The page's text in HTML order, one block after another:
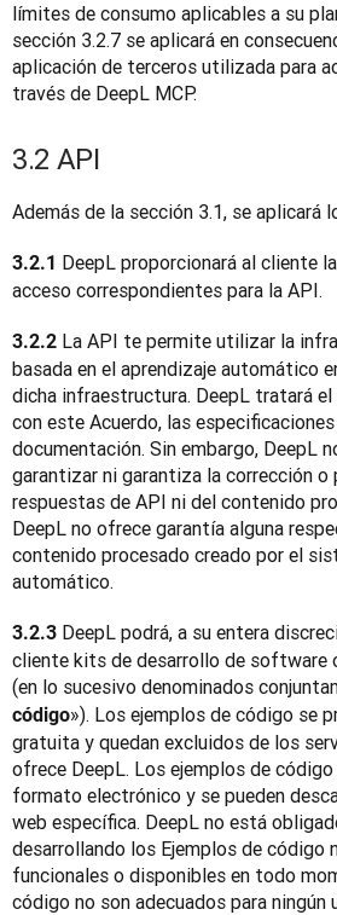
límites de consumo aplicables a su
sección 3.2.7 se aplicará en
aplicación de terceros utilizada para
través de DeepL MCP.
3.2 API
Además de la sección 3.1, se aplicará
3.2.1 DeepL proporcionará al cliente
acceso correspondientes para la API.
3.2.2 La API te permite utilizar la
basada en el aprendizaje automático
dicha infraestructura. DeepL tratará
con este Acuerdo, las
documentación. Sin embargo, DeepL
garantizar ni garantiza la corrección o
respuestas de API ni del contenido
DeepL no ofrece garantía alguna
contenido procesado creado por el
automático.
3.2.3 DeepL podrá, a su entera
cliente kits de desarrollo de software
(en lo sucesivo denominados
código»). Los ejemplos de código se
gratuita y quedan excluidos de los
ofrece DeepL. Los ejemplos de
formato electrónico y se pueden
web específica. DeepL no está
desarrollando los Ejemplos de código
funcionales o disponibles en todo
código no son adecuados para ningún